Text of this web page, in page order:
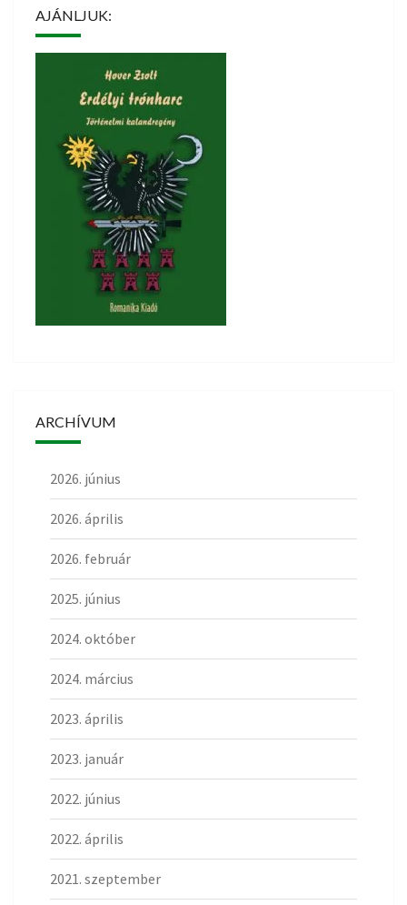
AJÁNLJUK:
ARCHÍVUM
2026. június
2026. április
2026. február
2025. június
2024. október
2024. március
2023. április
2023. január
2022. június
2022. április
2021. szeptember